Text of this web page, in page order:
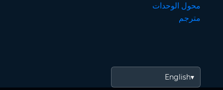
محول الوحدات
مترجم
English